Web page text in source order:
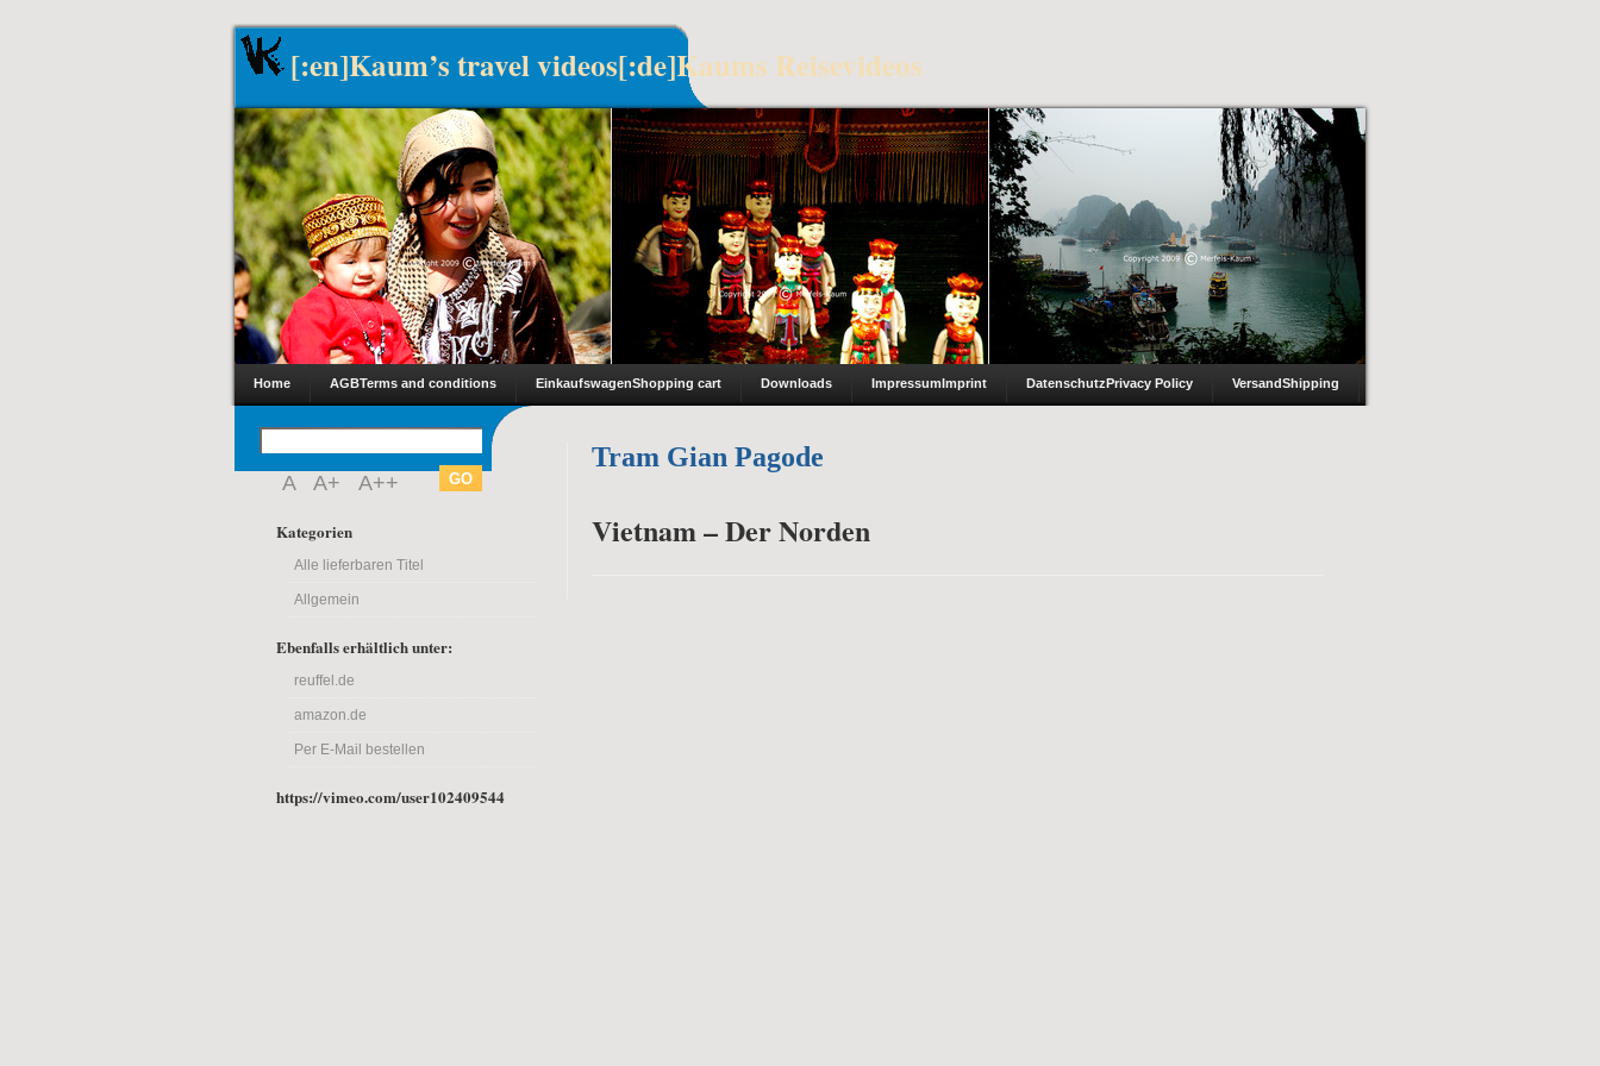
[:en]Kaum’s travel videos[:de]Kaums Reisevideos
Home AGBTerms and conditions EinkaufswagenShopping cart Downloads ImpressumImprint DatenschutzPrivacy Policy VersandShipping
A A+ A++
Kategorien
Alle lieferbaren Titel
Allgemein
Ebenfalls erhältlich unter:
reuffel.de
amazon.de
Per E-Mail bestellen
https://vimeo.com/user102409544
Tram Gian Pagode
Vietnam – Der Norden